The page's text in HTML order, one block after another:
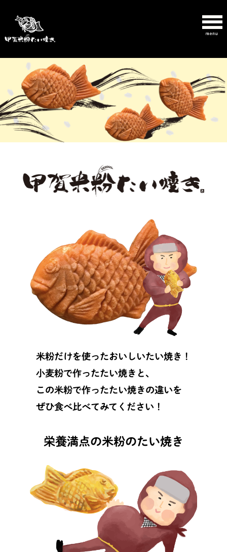
米粉だけを使ったおいしいたい焼き！
小麦粉で作ったたい焼きと、
この米粉で作ったたい焼きの違いを
ぜひ食べ比べてみてください！
栄養満点の米粉のたい焼き